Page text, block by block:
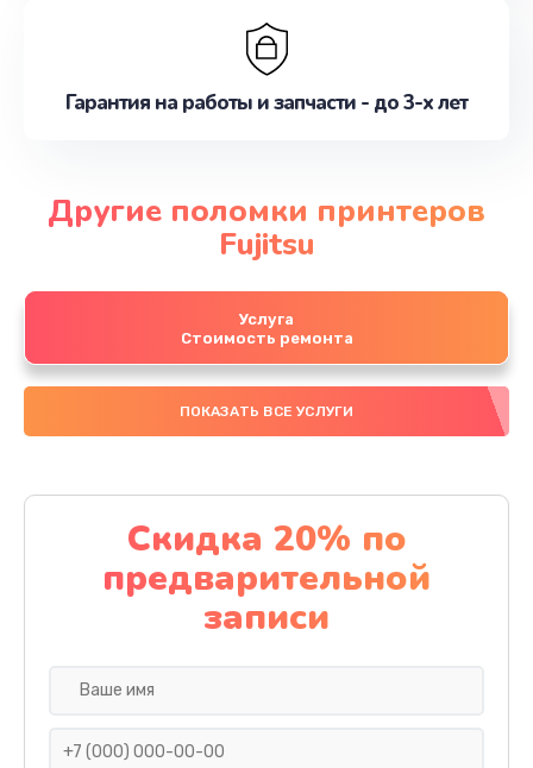
Гарантия на работы и запчасти - до 3-х лет
Другие поломки принтеров
Fujitsu
Услуга
Стоимость ремонта
ПОКАЗАТЬ ВСЕ УСЛУГИ
Скидка 20% по
предварительной
записи